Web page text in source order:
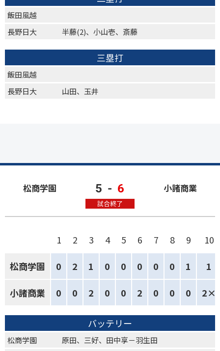
飯田風越
長野日大
半藤(2)、小山壱、斎藤
三塁打
飯田風越
長野日大
山田、玉井
松商学園 5 - 6
試合終了
小諸商業
1 2 3 4 5 6 7 8 9 10
松商学園 0 2 1 0 0 0 0 0 1 1
小諸商業 0 0 2 0 0 2 0 0 0 2×
バッテリー
松商学園
原田、三好、田中享－羽生田